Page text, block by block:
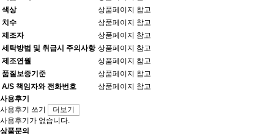
색상
상품페이지 참고
치수
상품페이지 참고
제조자
상품페이지 참고
세탁방법 및 취급시 주의사항 상품페이지 참고
제조연월
상품페이지 참고
품질보증기준
상품페이지 참고
A/S 책임자와 전화번호
상품페이지 참고
사용후기
사용후기 쓰기
더보기
사용후기가 없습니다.
상품문의